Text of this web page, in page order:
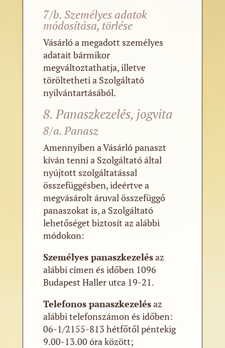
7/b. Személyes adatok
módosítása, törlése
Vásárló a megadott személyes
adatait bármikor
megváltoztathatja, illetve
töröltetheti a Szolgáltató
nyilvántartásából.
8. Panaszkezelés, jogvita
8/a. Panasz
Amennyiben a Vásárló panaszt
kíván tenni a Szolgáltató által
nyújtott szolgáltatással
összefüggésben, ideértve a
megvásárolt áruval összefüggő
panaszokat is, a Szolgáltató
lehetőséget biztosít az alábbi
módokon:
Személyes panaszkezelésaz
alábbi címen és időben 1096
Budapest Haller utca 19-21.
Telefonos panaszkezelésaz
alábbi telefonszámon és időben:
06-1/2155-813 hétfőtől péntekig
9.00-13.00 óra között;